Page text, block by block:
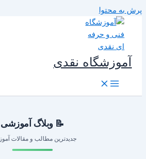
به محتوا
آموزشگاه نقدی
📝 وبلاگ آموزشی
جدیدترین مطالب و مقالات